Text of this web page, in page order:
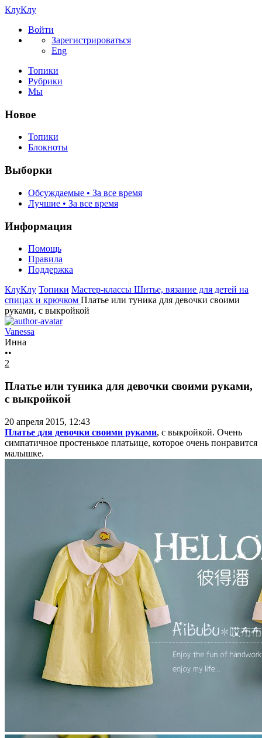
КлуКлу
Войти
Зарегистрироваться
Eng
Топики
Рубрики
Мы
Новое
Топики
Блокноты
Выборки
Обсуждаемые • За все время
Лучшие • За все время
Информация
Помощь
Правила
Поддержка
КлуКлу Топики Мастер-классы Шитье, вязание для детей на
спицах и крючком Платье или туника для девочки своими
руками, с выкройкой
Vanessa
Инна
••
2
Платье или туника для девочки своими руками,
с выкройкой
20 апреля 2015, 12:43
Платье для девочки своими руками, с выкройкой. Очень
симпатичное простенькое платьице, которое очень понравится
малышке.